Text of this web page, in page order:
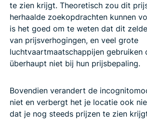
te zien krijgt. Theoretisch zou dit
herhaalde zoekopdrachten kunnen
is het goed om te weten dat dit
van prijsverhogingen, en veel grote
luchtvaartmaatschappijen gebruiken
überhaupt niet bij hun prijsbepaling.
Bovendien verandert de
niet en verbergt het je locatie ook
dat je nog steeds prijzen te zien